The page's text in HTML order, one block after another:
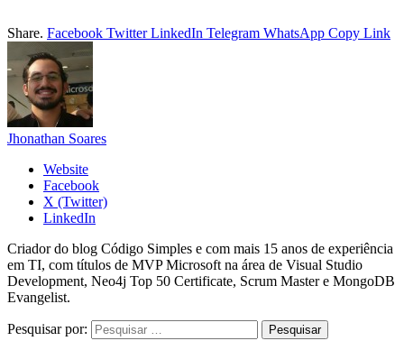
Share. Facebook Twitter LinkedIn Telegram WhatsApp Copy Link
Jhonathan Soares
Website
Facebook
X (Twitter)
LinkedIn
Criador do blog Código Simples e com mais 15 anos de experiência
em TI, com títulos de MVP Microsoft na área de Visual Studio
Development, Neo4j Top 50 Certificate, Scrum Master e MongoDB
Evangelist.
Pesquisar por: